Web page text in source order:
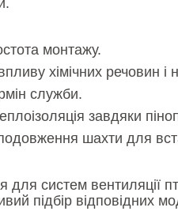
монтажу.
хімічних речовин
служби.
завдяки
шахти для
для систем вентиляції
підбір відповідних